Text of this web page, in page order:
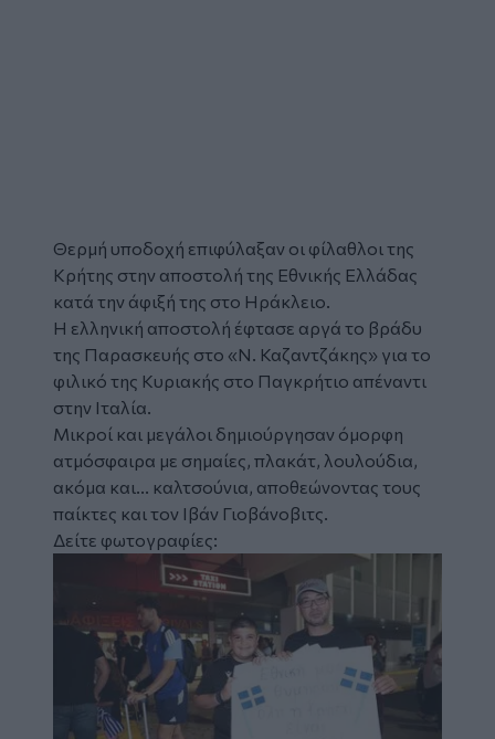
Θερμή υποδοχή επιφύλαξαν οι φίλαθλοι της
Κρήτης στην αποστολή της Εθνικής Ελλάδας
κατά την άφιξή της στο Ηράκλειο.
Η ελληνική αποστολή έφτασε αργά το βράδυ
της Παρασκευής στο «Ν. Καζαντζάκης» για το
φιλικό της Κυριακής στο Παγκρήτιο απέναντι
στην Ιταλία.
Mικροί και μεγάλοι δημιούργησαν όμορφη
ατμόσφαιρα με σημαίες, πλακάτ, λουλούδια,
ακόμα και... καλτσούνια, αποθεώνοντας τους
παίκτες και τον Ιβάν Γιοβάνοβιτς.
Δείτε φωτογραφίες: